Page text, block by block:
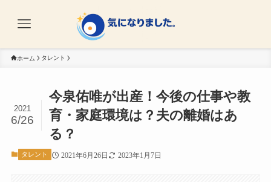
ホーム タレント
今泉佑唯が出産！今後の仕事や教
育・家庭環境は？夫の離婚はあ
る？
2021
6/26
タレント 2021年6月26日 2023年1月7日